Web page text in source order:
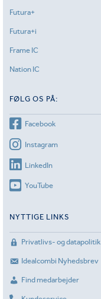
Futura+
Futura+i
Frame IC
Nation IC
FØLG OS PÅ:
Facebook
Instagram
LinkedIn
YouTube
NYTTIGE LINKS
Privatlivs- og datapolitik
Idealcombi Nyhedsbrev
Find medarbejder